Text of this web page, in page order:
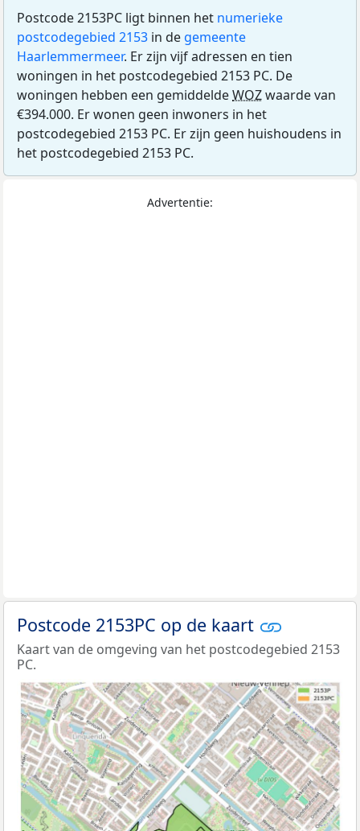
Postcode 2153PC ligt binnen het numerieke
postcodegebied 2153 in de gemeente
Haarlemmermeer. Er zijn vijf adressen en tien
woningen in het postcodegebied 2153 PC. De
woningen hebben een gemiddeldeWOZwaarde van
€394.000. Er wonen geen inwoners in het
postcodegebied 2153 PC. Er zijn geen huishoudens in
het postcodegebied 2153 PC.
Advertentie:
Postcode 2153PC op de kaart
Kaart van de omgeving van het postcodegebied 2153
PC.